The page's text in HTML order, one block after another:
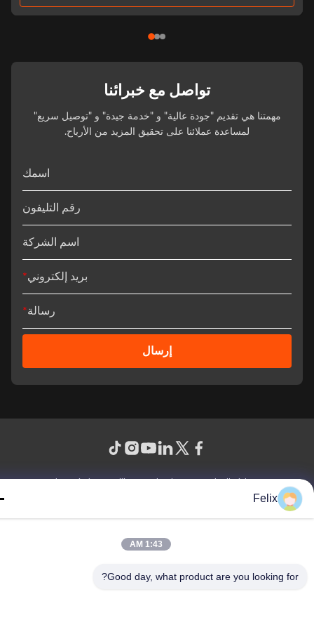
تواصل مع خبرائنا
مهمتنا هي تقديم "جودة عالية" و "خدمة جيدة" و "توصيل سريع"
لمساعدة عملائنا على تحقيق المزيد من الأرباح.
اسمك
رقم التليفون
اسم الشركة
بريد إلكتروني*
رسالة *
إرسال
© 2026 Guangdong Sindron Intelligent Technology Co., Ltd. All Rights
Felix
1:43 AM
Good day, what product are you looking